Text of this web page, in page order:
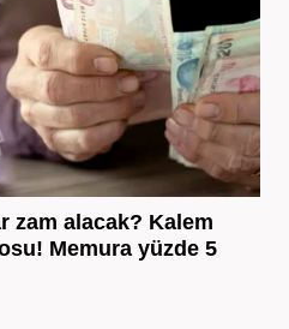
zam alacak? Kalem
Memura yüzde 5